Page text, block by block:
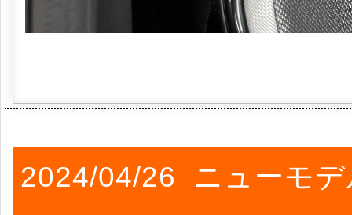
2024/04/26 ニューモ